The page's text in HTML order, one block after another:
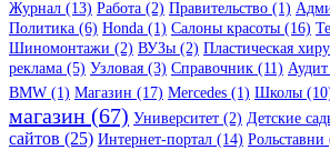
Журнал (13) Работа (2) Правительство (1)
Политика (6) Honda (1) Салоны красоты (16)
Шиномонтажи (2) ВУЗы (2) Пластическая
реклама (5) Узловая (3) Справочник (11)
BMW (1) Магазин (17) Mercedes (1) Школы
магазин (67) Университет (2) Детские
сайтов (25) Интернет-портал (14) Рольставни